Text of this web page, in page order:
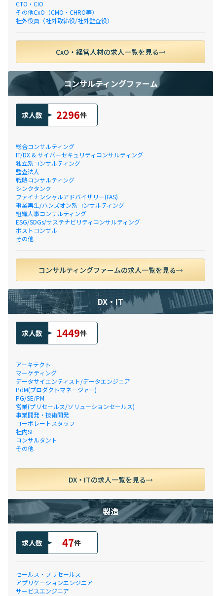
CTO・CIO
その他CxO（CMO・CHRO等）
社外役員（社外取締役/社外監査役）
CxO・経営人材の求人一覧を見る
コンサルティングファーム
求人数 2296件
総合コンサルティング
IT/DX & サイバーセキュリティコンサルティング
独立系コンサルティング
監査法人
戦略コンサルティング
シンクタンク
ファイナンシャルアドバイザリー(FAS)
事業再生/ハンズオン系コンサルティング
組織人事コンサルティング
ESG/SDGs/サステナビリティコンサルティング
ポストコンサル
その他
コンサルティングファームの求人一覧を見る
DX・IT
求人数 1449件
アーキテクト
マーケティング
データサイエンティスト/データエンジニア
PdM(プロダクトマネージャー)
PG/SE/PM
営業(プリセールス/ソリューションセールス)
事業開発・技術開発
コーポレートスタッフ
社内SE
コンサルタント
その他
DX・ITの求人一覧を見る
製造
求人数 47件
セールス・プリセールス
アプリケーションエンジニア
サービスエンジニア